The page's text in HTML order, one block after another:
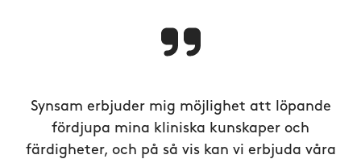
Synsam erbjuder mig möjlighet att löpande
fördjupa mina kliniska kunskaper och
färdigheter, och på så vis kan vi erbjuda våra